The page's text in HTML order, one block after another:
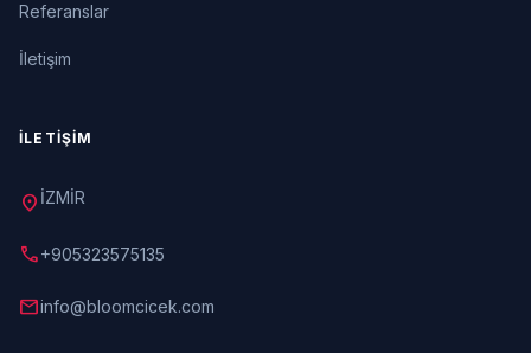
Referanslar
İletişim
İLETIŞIM
location_on İZMİR
call+905323575135
mailinfo@bloomcicek.com